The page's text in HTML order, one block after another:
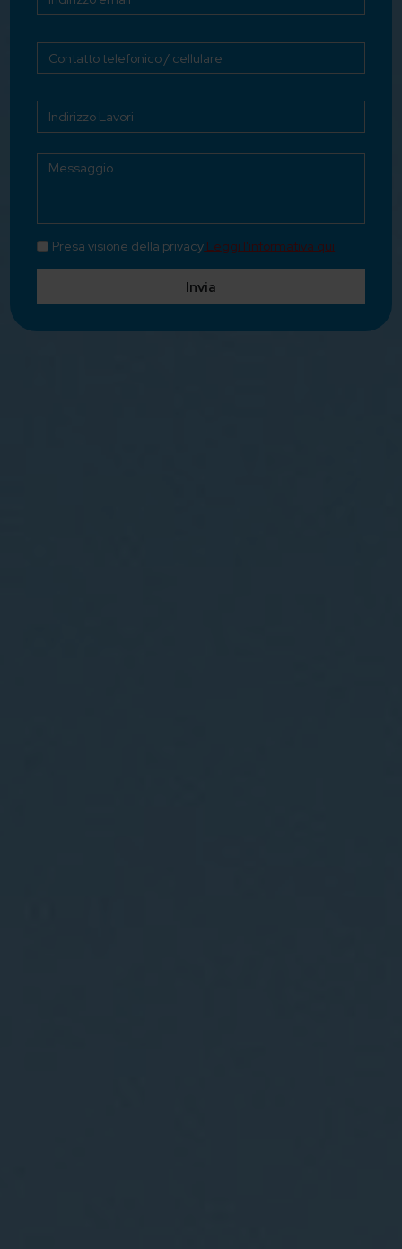
Presa visione della privacy Leggi l'informativa qui
Invia